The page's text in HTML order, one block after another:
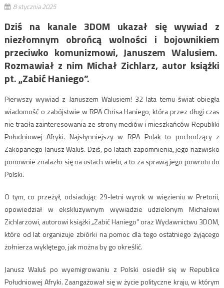
8 stycznia 2025
Dziś na kanale 3DOM ukazał się wywiad z
niezłomnym obrońcą wolności i bojownikiem
przeciwko komunizmowi, Januszem Walusiem.
Rozmawiał z nim Michał Zichlarz, autor książki
pt. „Zabić Haniego”.
Pierwszy wywiad z Januszem Walusiem! 32 lata temu świat obiegła
wiadomość o zabójstwie w RPA Chrisa Haniego, która przez długi czas
nie traciła zainteresowania ze strony mediów i mieszkańców Republiki
Południowej Afryki. Najsłynniejszy w RPA Polak to pochodzący z
Zakopanego Janusz Waluś. Dziś, po latach zapomnienia, jego nazwisko
ponownie znalazło się na ustach wielu, a to za sprawą jego powrotu do
Polski.
O tym, co przeżył, odsiadując 29-letni wyrok w więzieniu w Pretorii,
opowiedział w ekskluzywnym wywiadzie udzielonym Michałowi
Zichlarzowi, autorowi książki „Zabić Haniego” oraz Wydawnictwu 3DOM,
które od lat organizuje zbiórki na pomoc dla tego ostatniego żyjącego
żołnierza wyklętego, jak można by go określić.
Janusz Waluś po wyemigrowaniu z Polski osiedlił się w Republice
Południowej Afryki. Zaangażował się w życie polityczne kraju, w którym